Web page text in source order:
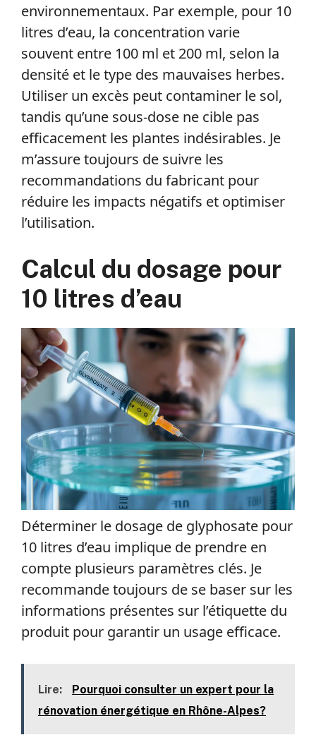
environnementaux. Par exemple, pour 10
litres d’eau, la concentration varie
souvent entre 100 ml et 200 ml, selon la
densité et le type des mauvaises herbes.
Utiliser un excès peut contaminer le sol,
tandis qu’une sous-dose ne cible pas
efficacement les plantes indésirables. Je
m’assure toujours de suivre les
recommandations du fabricant pour
réduire les impacts négatifs et optimiser
l’utilisation.
Calcul du dosage pour
10 litres d’eau
Déterminer le dosage de glyphosate pour
10 litres d’eau implique de prendre en
compte plusieurs paramètres clés. Je
recommande toujours de se baser sur les
informations présentes sur l’étiquette du
produit pour garantir un usage efficace.
Lire:
Pourquoi consulter un expert pour la
rénovation énergétique en Rhône-Alpes?